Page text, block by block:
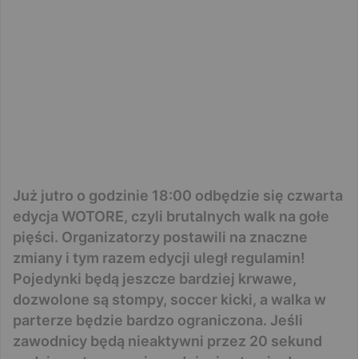
Już jutro o godzinie 18:00 odbędzie się czwarta
edycja WOTORE, czyli brutalnych walk na gołe
pięści. Organizatorzy postawili na znaczne
zmiany i tym razem edycji uległ regulamin!
Pojedynki będą jeszcze bardziej krwawe,
dozwolone są stompy, soccer kicki, a walka w
parterze będzie bardzo ograniczona. Jeśli
zawodnicy będą nieaktywni przez 20 sekund